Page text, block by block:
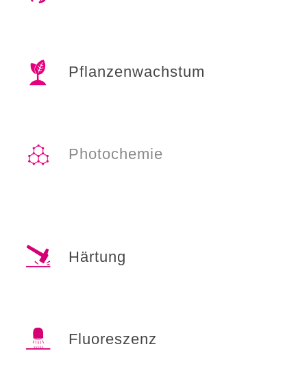
Pflanzenwachstum
Photochemie
Härtung
Fluoreszenz